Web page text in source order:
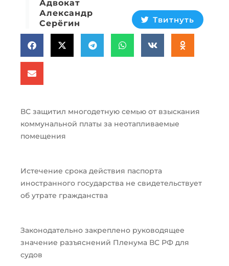
Адвокат
Александр
Серёгин
Твитнуть
ВС защитил многодетную семью от взыскания
коммунальной платы за неотапливаемые
помещения
Истечение срока действия паспорта
иностранного государства не свидетельствует
об утрате гражданства
Законодательно закреплено руководящее
значение разъяснений Пленума ВС РФ для
судов